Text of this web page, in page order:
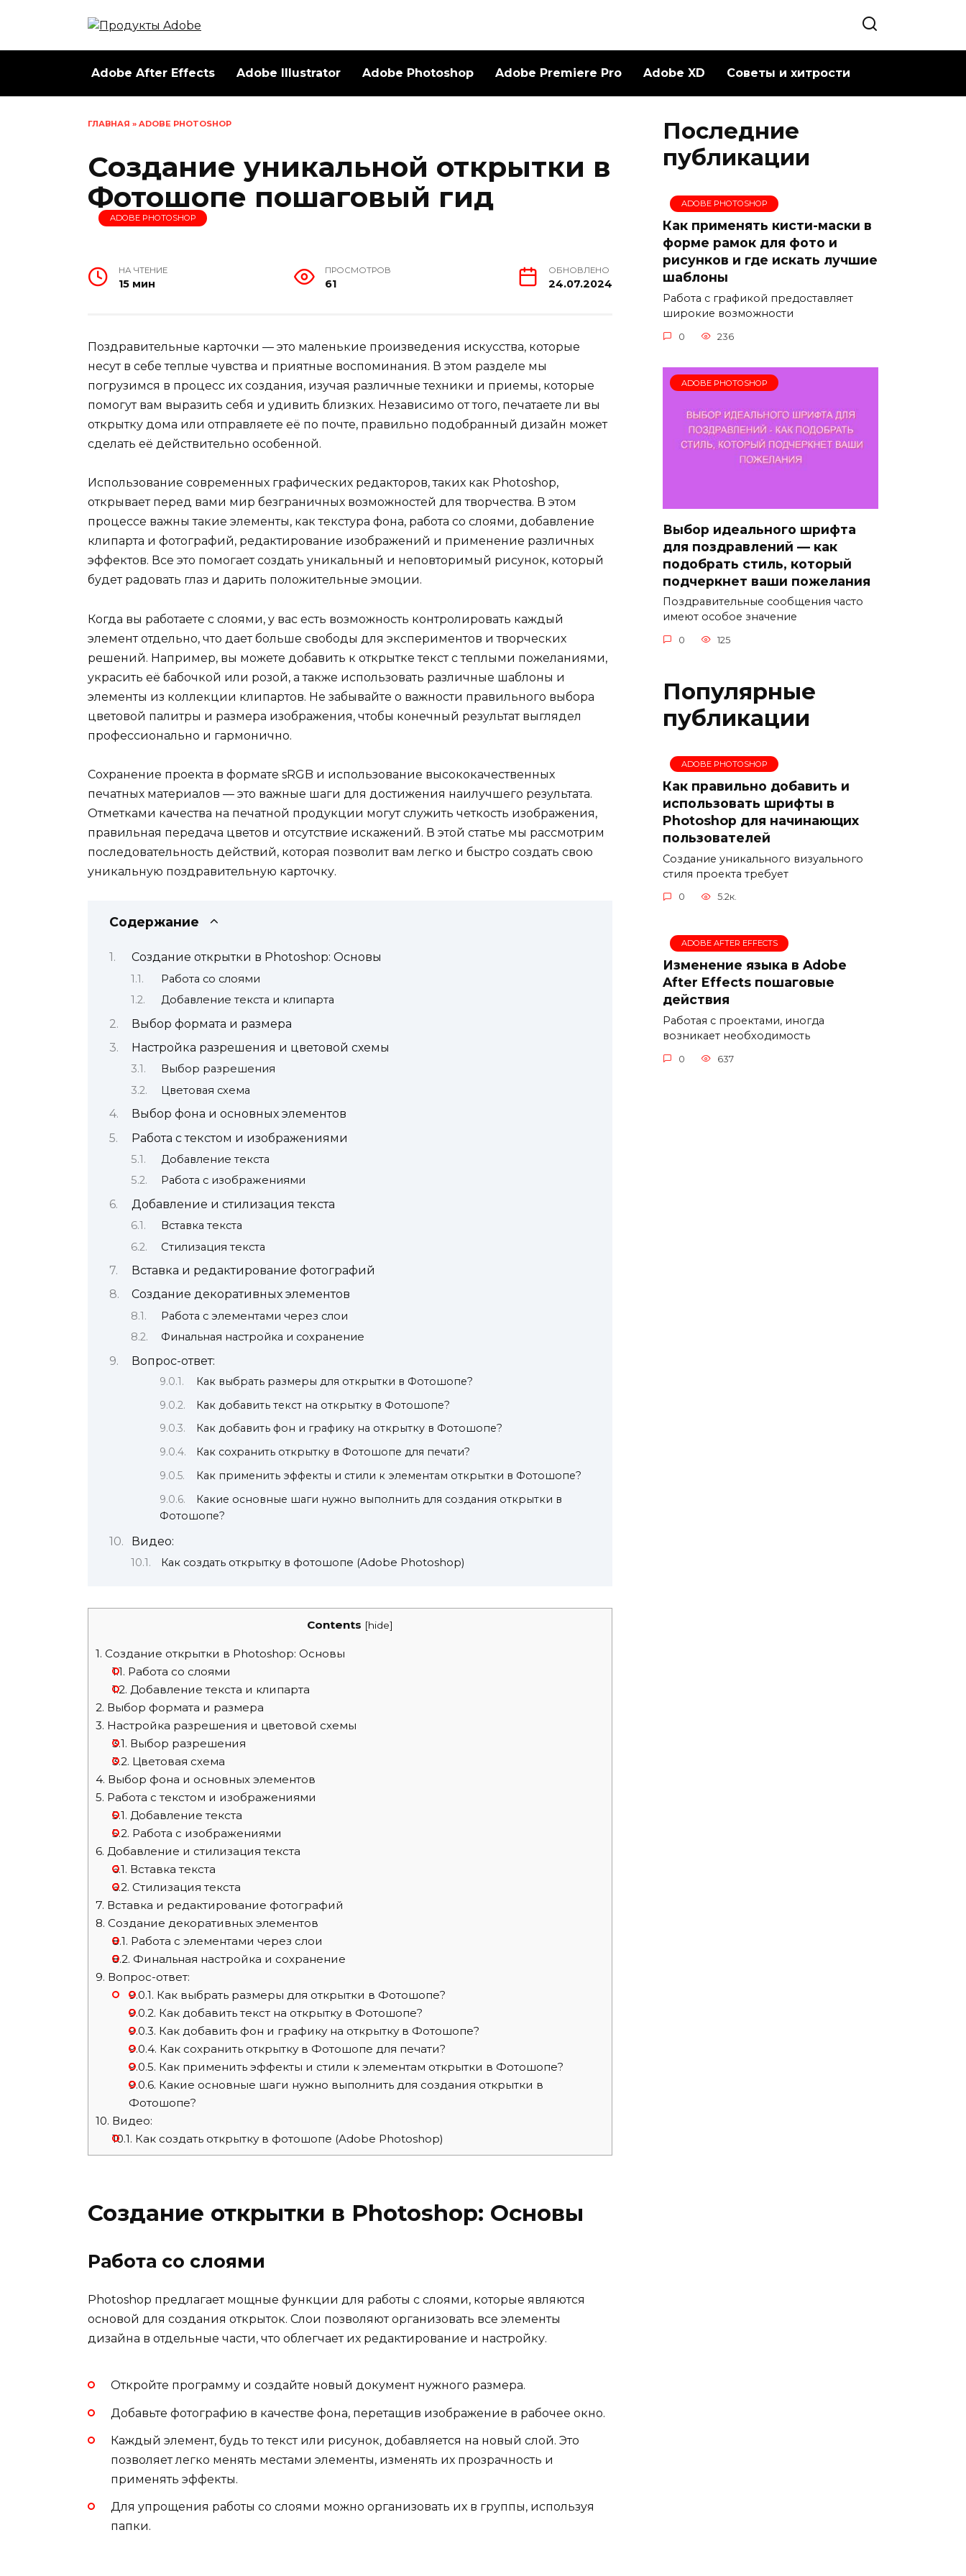
Adobe After Effects Adobe Illustrator Adobe Photoshop Adobe Premiere Pro Adobe XD Советы и хитрости
ГЛАВНАЯ » ADOBE PHOTOSHOP
Создание уникальной открытки в
Фотошопе пошаговый гид
ADOBE PHOTOSHOP
НА ЧТЕНИЕ
15 мин
ПРОСМОТРОВ
61
ОБНОВЛЕНО
24.07.2024
Поздравительные карточки — это маленькие произведения искусства, которые
несут в себе теплые чувства и приятные воспоминания. В этом разделе мы
погрузимся в процесс их создания, изучая различные техники и приемы, которые
помогут вам выразить себя и удивить близких. Независимо от того, печатаете ли вы
открытку дома или отправляете её по почте, правильно подобранный дизайн может
сделать её действительно особенной.
Использование современных графических редакторов, таких как Photoshop,
открывает перед вами мир безграничных возможностей для творчества. В этом
процессе важны такие элементы, как текстура фона, работа со слоями, добавление
клипарта и фотографий, редактирование изображений и применение различных
эффектов. Все это помогает создать уникальный и неповторимый рисунок, который
будет радовать глаз и дарить положительные эмоции.
Когда вы работаете с слоями, у вас есть возможность контролировать каждый
элемент отдельно, что дает больше свободы для экспериментов и творческих
решений. Например, вы можете добавить к открытке текст с теплыми пожеланиями,
украсить её бабочкой или розой, а также использовать различные шаблоны и
элементы из коллекции клипартов. Не забывайте о важности правильного выбора
цветовой палитры и размера изображения, чтобы конечный результат выглядел
профессионально и гармонично.
Сохранение проекта в формате sRGB и использование высококачественных
печатных материалов — это важные шаги для достижения наилучшего результата.
Отметками качества на печатной продукции могут служить четкость изображения,
правильная передача цветов и отсутствие искажений. В этой статье мы рассмотрим
последовательность действий, которая позволит вам легко и быстро создать свою
уникальную поздравительную карточку.
Содержание
Создание открытки в Photoshop: Основы
Работа со слоями
Добавление текста и клипарта
Выбор формата и размера
Настройка разрешения и цветовой схемы
Выбор разрешения
Цветовая схема
Выбор фона и основных элементов
Работа с текстом и изображениями
Добавление текста
Работа с изображениями
Добавление и стилизация текста
Вставка текста
Стилизация текста
Вставка и редактирование фотографий
Создание декоративных элементов
Работа с элементами через слои
Финальная настройка и сохранение
Вопрос-ответ:
Как выбрать размеры для открытки в Фотошопе?
Как добавить текст на открытку в Фотошопе?
Как добавить фон и графику на открытку в Фотошопе?
Как сохранить открытку в Фотошопе для печати?
Как применить эффекты и стили к элементам открытки в Фотошопе?
Какие основные шаги нужно выполнить для создания открытки в
Фотошопе?
Видео:
Как создать открытку в фотошопе (Adobe Photoshop)
Contents [hide]
1. Создание открытки в Photoshop: Основы
1.1. Работа со слоями
1.2. Добавление текста и клипарта
2. Выбор формата и размера
3. Настройка разрешения и цветовой схемы
3.1. Выбор разрешения
3.2. Цветовая схема
4. Выбор фона и основных элементов
5. Работа с текстом и изображениями
5.1. Добавление текста
5.2. Работа с изображениями
6. Добавление и стилизация текста
6.1. Вставка текста
6.2. Стилизация текста
7. Вставка и редактирование фотографий
8. Создание декоративных элементов
8.1. Работа с элементами через слои
8.2. Финальная настройка и сохранение
9. Вопрос-ответ:
9.0.1. Как выбрать размеры для открытки в Фотошопе?
9.0.2. Как добавить текст на открытку в Фотошопе?
9.0.3. Как добавить фон и графику на открытку в Фотошопе?
9.0.4. Как сохранить открытку в Фотошопе для печати?
9.0.5. Как применить эффекты и стили к элементам открытки в Фотошопе?
9.0.6. Какие основные шаги нужно выполнить для создания открытки в
Фотошопе?
10. Видео:
10.1. Как создать открытку в фотошопе (Adobe Photoshop)
Создание открытки в Photoshop: Основы
Работа со слоями
Photoshop предлагает мощные функции для работы с слоями, которые являются
основой для создания открыток. Слои позволяют организовать все элементы
дизайна в отдельные части, что облегчает их редактирование и настройку.
Откройте программу и создайте новый документ нужного размера.
Добавьте фотографию в качестве фона, перетащив изображение в рабочее окно.
Каждый элемент, будь то текст или рисунок, добавляется на новый слой. Это
позволяет легко менять местами элементы, изменять их прозрачность и
применять эффекты.
Для упрощения работы со слоями можно организовать их в группы, используя
папки.
Последние
публикации
ADOBE PHOTOSHOP
Как применять кисти-маски в
форме рамок для фото и
рисунков и где искать лучшие
шаблоны
Работа с графикой предоставляет
широкие возможности
0 236
ADOBE PHOTOSHOP
Выбор идеального шрифта
для поздравлений — как
подобрать стиль, который
подчеркнет ваши пожелания
Поздравительные сообщения часто
имеют особое значение
0 125
Популярные
публикации
ADOBE PHOTOSHOP
Как правильно добавить и
использовать шрифты в
Photoshop для начинающих
пользователей
Создание уникального визуального
стиля проекта требует
0 5.2к.
ADOBE AFTER EFFECTS
Изменение языка в Adobe
After Effects пошаговые
действия
Работая с проектами, иногда
возникает необходимость
0 637